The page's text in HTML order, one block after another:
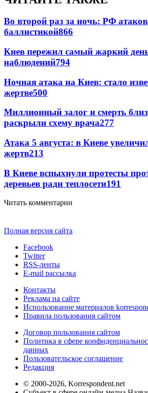
Во второй раз за ночь: РФ
баллистикой866
Киев пережил самый жаркий
наблюдений794
Ночная атака на Киев: стало
жертве500
Миллионный залог и смерть
раскрыли схему врача277
Атака 5 августа: в Киеве
жертв213
В Киеве вспыхнули протесты
деревьев ради теплосети191
Читать комментарии
Полная версия сайта
Facebook
Twitter
RSS-ленты
E-mail рассылка
Контакты
Реклама на сайте
Использование материалов
Правила пользования сайтом
Договор пользования сайтом
Политика в сфере
данных
Пользовательское соглашение
Редакция
© 2000-2026, Korrespondent.net